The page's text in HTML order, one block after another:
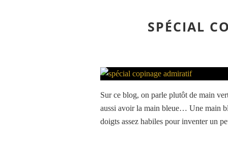
SPÉCIAL
Sur ce blog, on parle plutôt de main
aussi avoir la main bleue… Une main
doigts assez habiles pour inventer un